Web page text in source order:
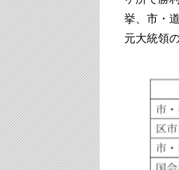
挙、市・
元大統領